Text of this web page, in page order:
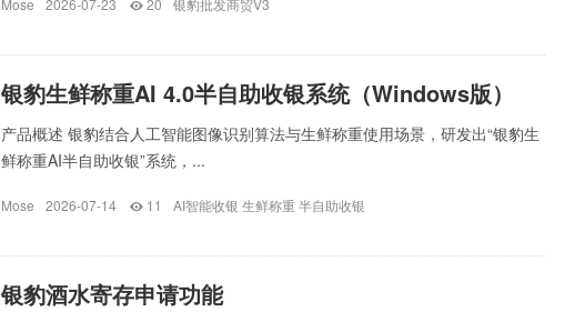
Mose 2026-07-23 20 银豹批发商贸V3
银豹生鲜称重AI 4.0半自助收银系统（Windows版）
产品概述 银豹结合人工智能图像识别算法与生鲜称重使用场景，研发出“银豹生
鲜称重AI半自助收银”系统，...
Mose 2026-07-14 11 AI智能收银 生鲜称重半自助收银
银豹酒水寄存申请功能